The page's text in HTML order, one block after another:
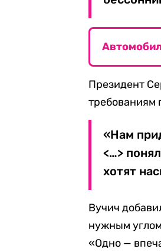
Президент
требованиям
«Нам
<…>
хотят
Вучич
нужным
«Одно —